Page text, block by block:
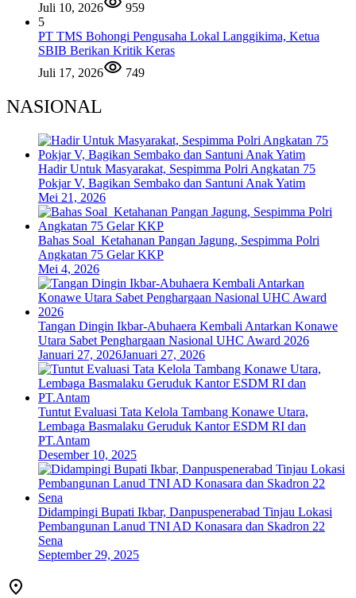
Juli 10, 2026
959
5
PT TMS Bohongi Pengusaha Lokal Langgikima, Ketua
SBIB Berikan Kritik Keras
Juli 17, 2026
749
NASIONAL
Hadir Untuk Masyarakat, Sespimma Polri Angkatan 75
Pokjar V, Bagikan Sembako dan Santuni Anak Yatim
Mei 21, 2026
Bahas Soal Ketahanan Pangan Jagung, Sespimma Polri
Angkatan 75 Gelar KKP
Mei 4, 2026
Tangan Dingin Ikbar-Abuhaera Kembali Antarkan Konawe
Utara Sabet Penghargaan Nasional UHC Award 2026
Januari 27, 2026Januari 27, 2026
Tuntut Evaluasi Tata Kelola Tambang Konawe Utara,
Lembaga Basmalaku Geruduk Kantor ESDM RI dan
PT.Antam
Desember 10, 2025
Didampingi Bupati Ikbar, Danpuspenerabad Tinjau Lokasi
Pembangunan Lanud TNI AD Konasara dan Skadron 22
Sena
September 29, 2025